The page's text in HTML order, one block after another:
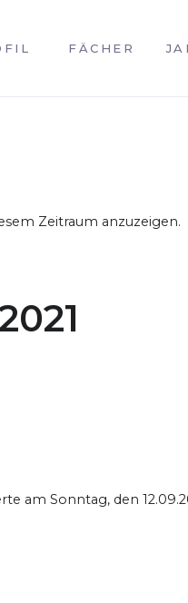
FÄCHER
Zeitraum anzuzeigen.
am Sonntag, den